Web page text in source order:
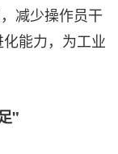
减少操作员干
能力，为工业
"